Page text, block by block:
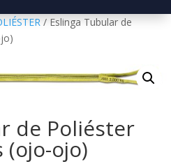
/ Eslinga Tubular de
de Poliéster
(ojo-ojo)